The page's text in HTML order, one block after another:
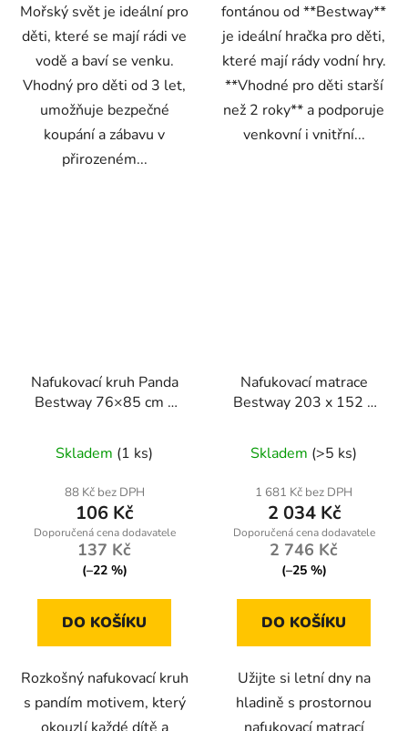
Mořský svět je ideální pro
děti, které se mají rádi ve
vodě a baví se venku.
Vhodný pro děti od 3 let,
umožňuje bezpečné
koupání a zábavu v
přirozeném...
fontánou od **Bestway**
je ideální hračka pro děti,
které mají rády vodní hry.
**Vhodné pro děti starší
než 2 roky** a podporuje
venkovní i vnitřní...
Nafukovací kruh Panda
Bestway 76×85 cm s
děti 3-6 let
Skladem (1 ks)
88 Kč bez DPH
106 Kč
137 Kč
(–22 %)
DO KOŠÍKU
Rozkošný nafukovací kruh
s pandím motivem, který
Nafukovací matrace
Bestway 203 x 152 x
matrace do bazénu a na
vodu
Skladem (>5 ks)
1 681 Kč bez DPH
2 034 Kč
2 746 Kč
(–25 %)
DO KOŠÍKU
Užijte si letní dny na
hladině s prostornou